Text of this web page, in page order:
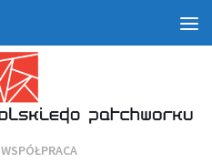
WSPÓŁPRACA